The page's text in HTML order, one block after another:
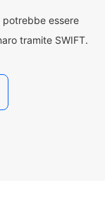
potrebbe essere
tramite SWIFT.